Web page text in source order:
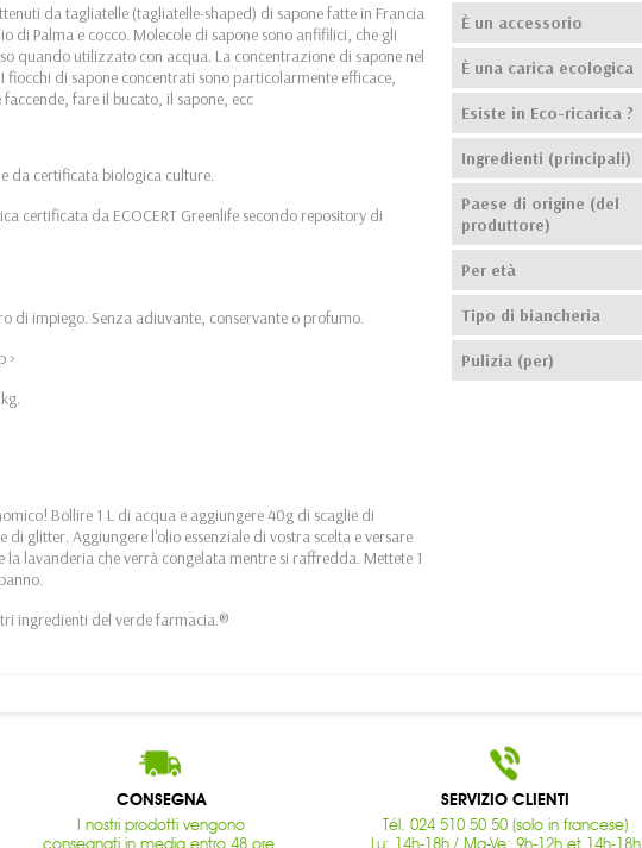
da tagliatelle (tagliatelle-shaped) di sapone fatte in Francia
di Palma e cocco. Molecole di sapone sono anfifilici, che gli
quando utilizzato con acqua. La concentrazione di sapone nel
di sapone concentrati sono particolarmente efficace,
fare il bucato, il sapone, ecc
da certificata biologica culture.
certificata da ECOCERT Greenlife secondo repository di
di impiego. Senza adiuvante, conservante o profumo.
>
Bollire 1 L di acqua e aggiungere 40g di scaglie di
glitter. Aggiungere l'olio essenziale di vostra scelta e versare
lavanderia che verrà congelata mentre si raffredda. Mettete 1
ingredienti del verde farmacia.®
È un accessorio
È una carica ecologica
Esiste in Eco-ricarica ?
Ingredienti (principali)
Paese di origine (del
produttore)
Per età
Tipo di biancheria
Pulizia (per)
CONSEGNA
I nostri prodotti vengono
consegnati in media entro 48 ore.
SERVIZIO CLIENTI
Tél. 024 510 50 50 (solo in francese)
Lu: 14h-18h / Ma-Ve: 9h-12h et 14h-18h